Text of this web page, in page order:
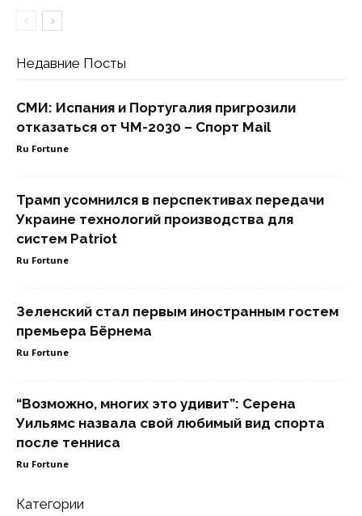
Недавние Посты
СМИ: Испания и Португалия пригрозили
отказаться от ЧМ-2030 – Спорт Mail
Ru Fortune
Трамп усомнился в перспективах передачи
Украине технологий производства для
систем Patriot
Ru Fortune
Зеленский стал первым иностранным гостем
премьера Бёрнема
Ru Fortune
“Возможно, многих это удивит”: Серена
Уильямс назвала свой любимый вид спорта
после тенниса
Ru Fortune
Категории